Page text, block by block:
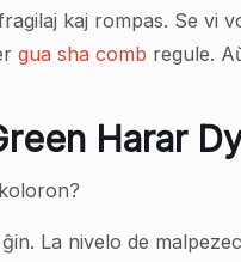
kaj rompas. Se
gua sha comb regule.
Harar
La nivelo de